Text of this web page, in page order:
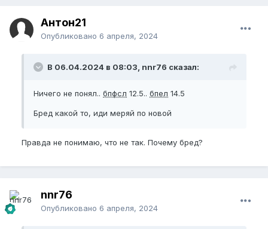
Антон21
Опубликовано 6 апреля, 2024
В 06.04.2024 в 08:03, nnr76 сказал:
Ничего не понял.. бпфсл 12.5.. бпел 14.5
Бред какой то, иди меряй по новой
Правда не понимаю, что не так. Почему бред?
nnr76
Опубликовано 6 апреля, 2024